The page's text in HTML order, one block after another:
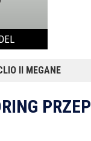
II MEGANE